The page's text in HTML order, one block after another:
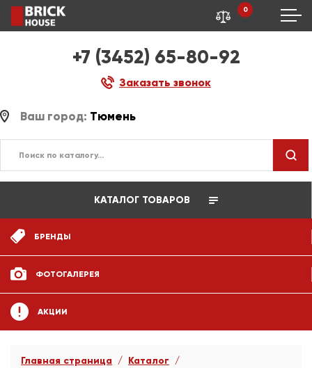
+7 (3452) 65-80-92
Заказать звонок
0
Ваш город: Тюмень
КАТАЛОГ ТОВАРОВ
БРЕНДЫ
ФОТОГАЛЕРЕЯ
АКЦИИ
Главная страница
Каталог